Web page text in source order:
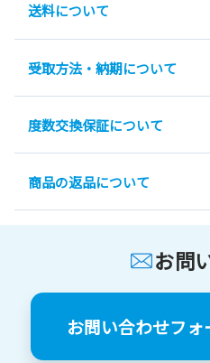
送料について
受取方法・納期について
度数交換保証について
商品の返品について
お問
お問い合わせフォ